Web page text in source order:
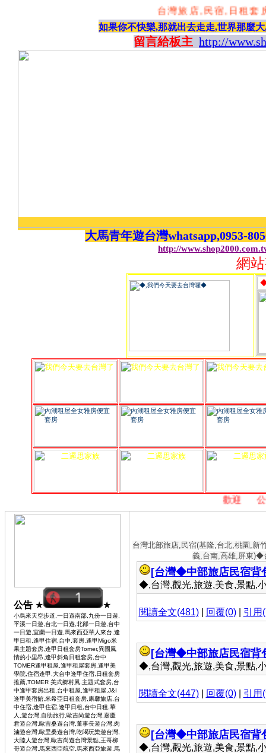
台灣旅店,民宿,日租套
如果你不快樂,那就出去走走,世界那麼
留言給板主 http://
大馬青年遊台灣whatsapp,0953-
http://
網
◆
歡迎, 公益
公告 ★ ★
小烏來天空步道,一日遊南部,九份一日遊,
平溪一日遊,台北一日遊,北部一日遊,台中
一日遊,宜蘭一日遊,馬來西亞華人來台,逢
甲日租,逢甲住宿,台中,套房,逢甲Migo米
果主題套房,逢甲日租套房Tomer,異國風
情的小里昂,逢甲斜角日租套房,台中
TOMER逢甲租屋,逢甲租屋套房,逢甲美
學院,住宿逢甲,大台中逢甲住宿,日租套房
推薦,TOMER 美式鄉村風,主題式套房,台
中逢甲套房出租,台中租屋,逢甲租屋,J&I
逢甲美宿館,米希亞日租套房,康馨旅店,台
中住宿,逢甲住宿,逢甲日租,台中日租,華
人,遊台灣,自助旅行,歐吉尚遊台灣,嘉慶
君遊台灣,歐吉桑遊台灣,董事長遊台灣,肉
滷遊台灣,歐里桑遊台灣,吃喝玩樂遊台灣,
大陸人遊台灣,歐吉尚遊台灣景點,王哥柳
哥遊台灣,馬來西亞航空,馬來西亞旅遊,馬
台灣北部旅店,民宿(基隆,台北,桃園,
義,台南,高雄,屏東)◆
[台灣◆中部旅店民宿背
◆,台灣,觀光,旅遊,美食,景點,
閱讀全文(481)| 回覆(0)| 引用
[台灣◆中部旅店民宿背
◆,台灣,觀光,旅遊,美食,景點,
閱讀全文(447)| 回覆(0)| 引用
[台灣◆中部旅店民宿背
◆,台灣,觀光,旅遊,美食,景點,